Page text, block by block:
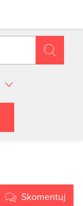
Skomentuj